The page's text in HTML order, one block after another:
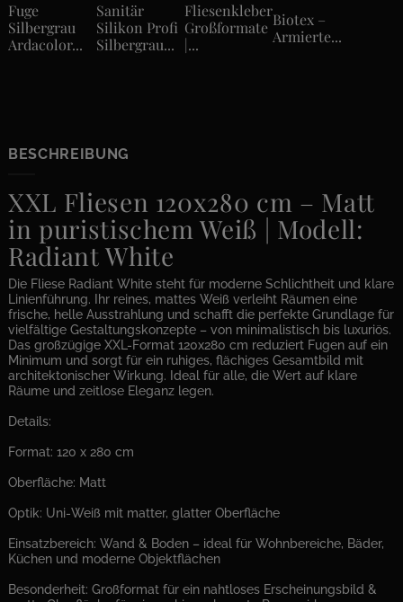
Fuge
Silbergrau
Ardacolor...
Sanitär
Silikon Profi
Silbergrau...
Fliesenkleber
Großformate
|...
Biotex –
Armierte...
BESCHREIBUNG
XXL Fliesen 120x280 cm – Matt
in puristischem Weiß | Modell:
Radiant White
Die Fliese Radiant White steht für moderne Schlichtheit und klare
Linienführung. Ihr reines, mattes Weiß verleiht Räumen eine
frische, helle Ausstrahlung und schafft die perfekte Grundlage für
vielfältige Gestaltungskonzepte – von minimalistisch bis luxuriös.
Das großzügige XXL-Format 120x280 cm reduziert Fugen auf ein
Minimum und sorgt für ein ruhiges, flächiges Gesamtbild mit
architektonischer Wirkung. Ideal für alle, die Wert auf klare
Räume und zeitlose Eleganz legen.
Details:
Format: 120 x 280 cm
Oberfläche: Matt
Optik: Uni-Weiß mit matter, glatter Oberfläche
Einsatzbereich: Wand & Boden – ideal für Wohnbereiche, Bäder,
Küchen und moderne Objektflächen
Besonderheit: Großformat für ein nahtloses Erscheinungsbild &